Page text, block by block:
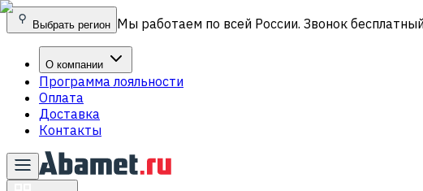
Выбрать регион Мы работаем по всей России. Звонок
О компании
Программа лояльности
Оплата
Доставка
Контакты